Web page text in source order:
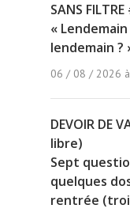
SANS
«
lendemain ?
06 / 08 / 2026
DEVOIR DE
libre)
Sept
quelques
rentrée